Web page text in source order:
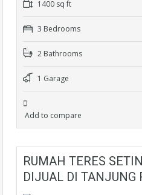
1400 sq ft
3 Bedrooms
2 Bathrooms
1 Garage
Add to compare
RUMAH TERES
DIJUAL DI TANJUNG